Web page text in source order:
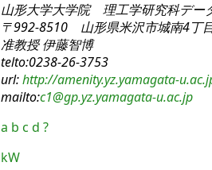
山形大学大学院 理工学研究科デー
〒992-8510 山形県米沢市城南4丁
准教授 伊藤智博
telto:0238-26-3753
url:http://amenity.yz.yamagata-
mailto:c1@gp.yz.yamagata-u.ac.jp
a b c d ?
kW